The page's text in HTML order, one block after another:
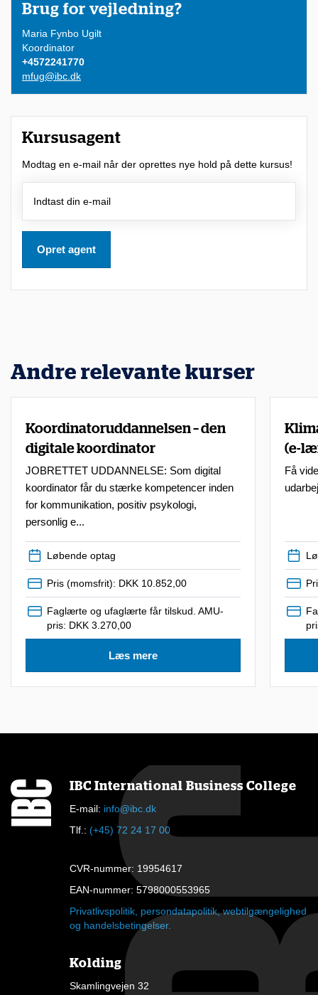
d
,
f
o
i
d
a
h
e
d
o
a
d
e
a
u
r
s
Brug for vejledning?
Maria Fynbo Ugilt
Koordinator
+4572241770
mfug@ibc.dk
Kursusagent
Modtag en e-mail når der oprettes nye hold på dette kursus!
Opret agent
Andre relevante kurser
Koordinatoruddannelsen – den
digitale koordinator
JOBRETTET UDDANNELSE: Som digital
koordinator får du stærke kompetencer inden
for kommunikation, positiv psykologi,
personlig e...
Læs mere
Løbende optag
Pris (momsfrit): DKK 10.852,00
Faglærte og ufaglærte får tilskud. AMU-
pris: DKK 3.270,00
(e-
Få
IBC International Business College
E-mail: info@ibc.dk
Tlf.: (+45) 72 24 17 00
CVR-nummer: 19954617
EAN-nummer: 5798000553965
Privatlivspolitik, persondatapolitik, webtilgængelighed
og handelsbetingelser.
Kolding
Skamlingvejen 32